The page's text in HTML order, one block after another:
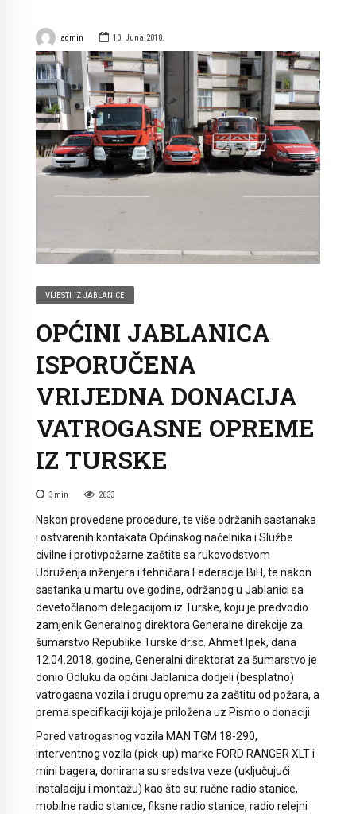
admin 10. Juna 2018.
VIJESTI IZ JABLANICE
OPĆINI JABLANICA
ISPORUČENA
VRIJEDNA DONACIJA
VATROGASNE OPREME
IZ TURSKE
3 min 2633
Nakon provedene procedure, te više održanih sastanaka
i ostvarenih kontakata Općinskog načelnika i Službe
civilne i protivpožarne zaštite sa rukovodstvom
Udruženja inženjera i tehničara Federacije BiH, te nakon
sastanka u martu ove godine, održanog u Jablanici sa
devetočlanom delegacijom iz Turske, koju je predvodio
zamjenik Generalnog direktora Generalne direkcije za
šumarstvo Republike Turske dr.sc. Ahmet Ipek, dana
12.04.2018. godine, Generalni direktorat za šumarstvo je
donio Odluku da općini Jablanica dodjeli (besplatno)
vatrogasna vozila i drugu opremu za zaštitu od požara, a
prema specifikaciji koja je priložena uz Pismo o donaciji.
Pored vatrogasnog vozila MAN TGM 18-290,
interventnog vozila (pick-up) marke FORD RANGER XLT i
mini bagera, donirana su sredstva veze (uključujući
instalaciju i montažu) kao što su: ručne radio stanice,
mobilne radio stanice, fiksne radio stanice, radio relejni